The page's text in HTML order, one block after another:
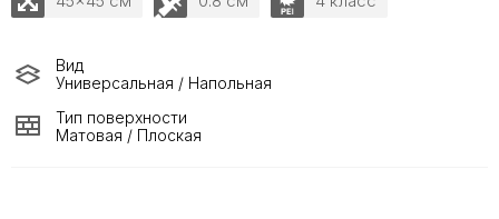
Вид
Универсальная / Напольная
Тип поверхности
Матовая / Плоская